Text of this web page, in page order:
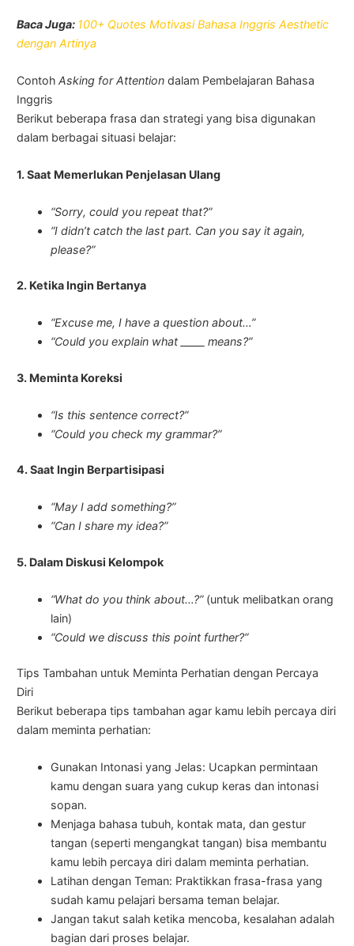
Baca Juga: 100+ Quotes Motivasi Bahasa Inggris Aesthetic
dengan Artinya
ContohAsking for Attention dalam Pembelajaran Bahasa
Inggris
Berikut beberapa frasa dan strategi yang bisa digunakan
dalam berbagai situasi belajar:
1. Saat Memerlukan Penjelasan Ulang
“Sorry, could you repeat that?”
“I didn’t catch the last part. Can you say it again,
please?”
2. Ketika Ingin Bertanya
“Excuse me, I have a question about…”
“Could you explain what _____ means?”
3. Meminta Koreksi
“Is this sentence correct?”
“Could you check my grammar?”
4. Saat Ingin Berpartisipasi
“May I add something?”
“Can I share my idea?”
5. Dalam Diskusi Kelompok
“What do you think about…?”(untuk melibatkan orang
lain)
“Could we discuss this point further?”
Tips Tambahan untuk Meminta Perhatian dengan Percaya
Diri
Berikut beberapa tips tambahan agar kamu lebih percaya diri
dalam meminta perhatian:
Gunakan Intonasi yang Jelas: Ucapkan permintaan
kamu dengan suara yang cukup keras dan intonasi
sopan.
Menjaga bahasa tubuh, kontak mata, dan gestur
tangan (seperti mengangkat tangan) bisa membantu
kamu lebih percaya diri dalam meminta perhatian.
Latihan dengan Teman: Praktikkan frasa-frasa yang
sudah kamu pelajari bersama teman belajar.
Jangan takut salah ketika mencoba, kesalahan adalah
bagian dari proses belajar.